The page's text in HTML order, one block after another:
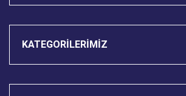
KATEGORİLERİMİZ